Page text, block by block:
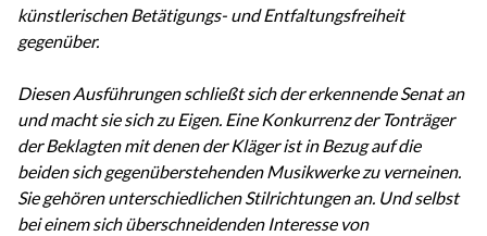
künstlerischen Betätigungs- und Entfaltungsfreiheit
gegenüber.
Diesen Ausführungen schließt sich der erkennende Senat an
und macht sie sich zu Eigen. Eine Konkurrenz der Tonträger
der Beklagten mit denen der Kläger ist in Bezug auf die
beiden sich gegenüberstehenden Musikwerke zu verneinen.
Sie gehören unterschiedlichen Stilrichtungen an. Und selbst
bei einem sich überschneidenden Interesse von